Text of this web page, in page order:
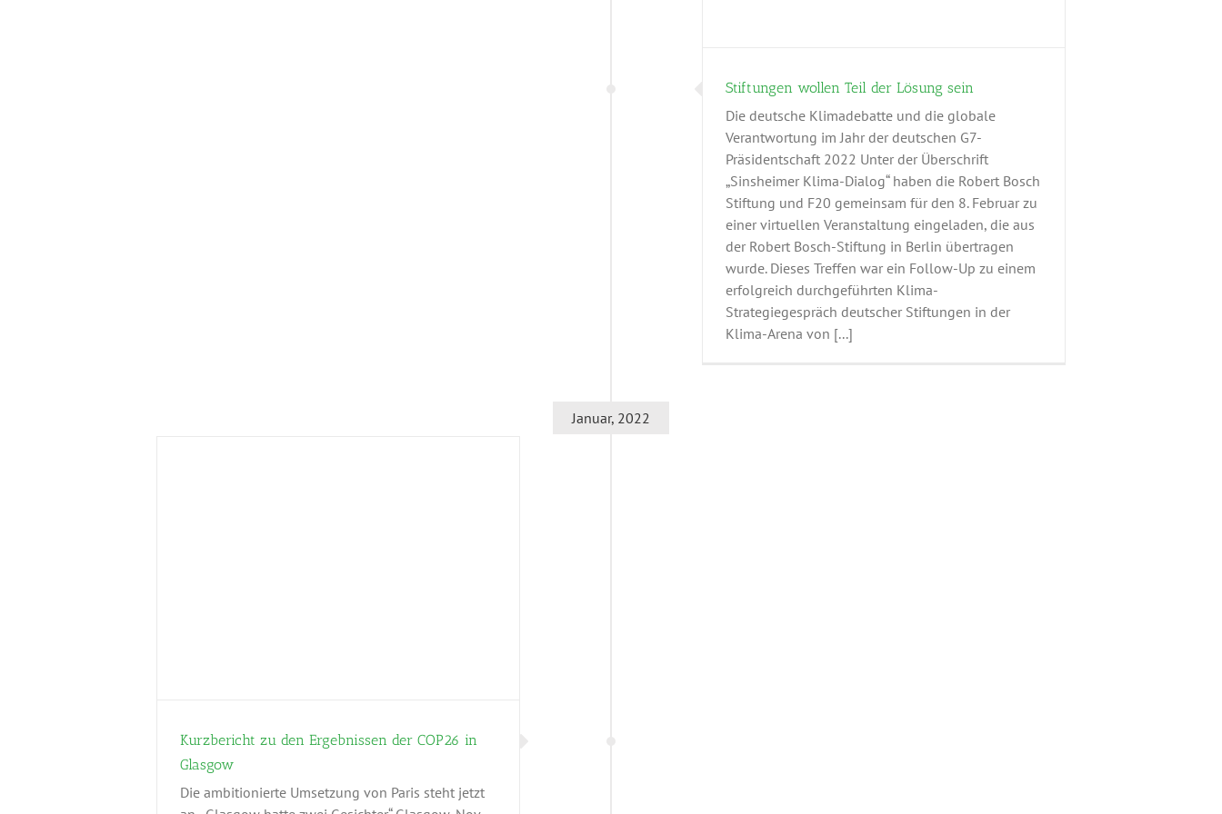
Stiftungen wollen Teil der Lösung sein
Die deutsche Klimadebatte und die globale
Verantwortung im Jahr der deutschen G7-
Präsidentschaft 2022 Unter der Überschrift
„Sinsheimer Klima-Dialog“ haben die Robert Bosch
Stiftung und F20 gemeinsam für den 8. Februar zu
einer virtuellen Veranstaltung eingeladen, die aus
der Robert Bosch-Stiftung in Berlin übertragen
wurde. Dieses Treffen war ein Follow-Up zu einem
erfolgreich durchgeführten Klima-
Strategiegespräch deutscher Stiftungen in der
Klima-Arena von [...]
Januar, 2022
Kurzbericht zu den Ergebnissen der COP26 in
Glasgow
Die ambitionierte Umsetzung von Paris steht jetzt